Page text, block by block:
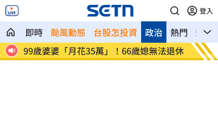
登入
即時 颱風動態 台股怎投資 熱門 影音
政治
結
99歲婆婆「月花35萬」！66歲媳無法退休
外野
標